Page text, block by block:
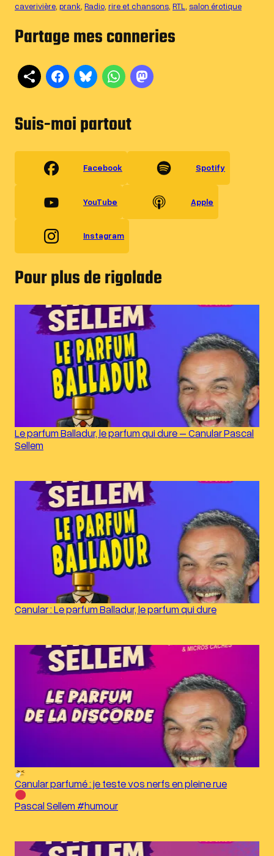
caverivière prank Radio rire et chansons RTL salon érotique
Partage mes conneries
Suis-moi partout
Facebook Spotify
YouTube Apple
Instagram
Pour plus de rigolade
Le parfum Balladur, le parfum qui dure – Canular Pascal
Sellem
Canular : Le parfum Balladur, le parfum qui dure
Canular parfumé : je teste vos nerfs en pleine rue
Pascal Sellem #humour